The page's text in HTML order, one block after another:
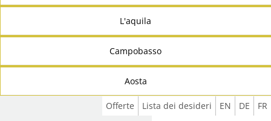
L'aquila
Campobasso
Aosta
FR
DE
EN
Lista dei desideri
Offerte